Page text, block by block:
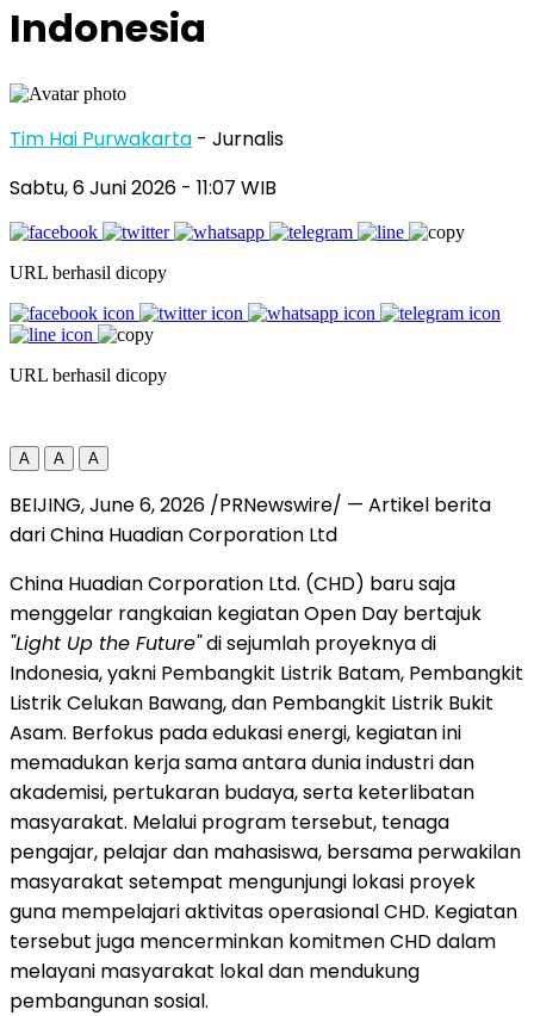
Indonesia
Tim Hai Purwakarta - Jurnalis
Sabtu, 6 Juni 2026 - 11:07 WIB
URL berhasil dicopy
URL berhasil dicopy
A A A
BEIJING, June 6, 2026 /PRNewswire/ — Artikel berita
dari China Huadian Corporation Ltd
China Huadian Corporation Ltd. (CHD) baru saja
menggelar rangkaian kegiatan Open Day bertajuk
"Light Up the Future"di sejumlah proyeknya di
Indonesia, yakni Pembangkit Listrik Batam, Pembangkit
Listrik Celukan Bawang, dan Pembangkit Listrik Bukit
Asam. Berfokus pada edukasi energi, kegiatan ini
memadukan kerja sama antara dunia industri dan
akademisi, pertukaran budaya, serta keterlibatan
masyarakat. Melalui program tersebut, tenaga
pengajar, pelajar dan mahasiswa, bersama perwakilan
masyarakat setempat mengunjungi lokasi proyek
guna mempelajari aktivitas operasional CHD. Kegiatan
tersebut juga mencerminkan komitmen CHD dalam
melayani masyarakat lokal dan mendukung
pembangunan sosial.